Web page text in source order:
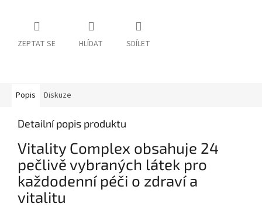
ZEPTAT SE HLÍDAT SDÍLET
Popis Diskuze
Detailní popis produktu
Vitality Complex obsahuje 24
pečlivě vybraných látek pro
každodenní péči o zdraví a
vitalitu